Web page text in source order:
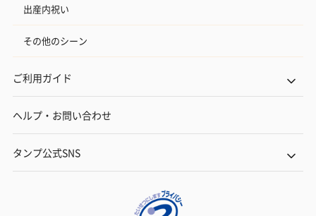
お酒
※20歳未満の方への酒類の販売はいたしません。
出産内祝い
その他のシーン
ご利用ガイド
ヘルプ・お問い合わせ
タンプ公式SNS